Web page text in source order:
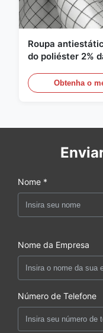
Roupa
do poliéster 2%
Obtenha o
Nome *
Nome da Empresa
Número de Telefone